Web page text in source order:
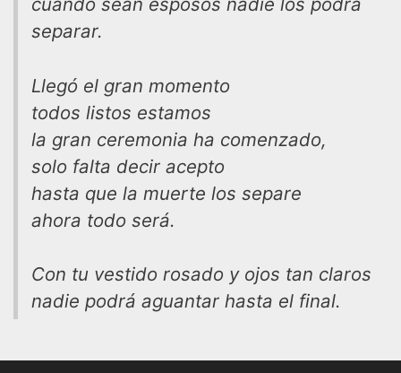
separar.
Llegó el gran momento
todos listos estamos
la gran ceremonia ha comenzado,
solo falta decir acepto
hasta que la muerte los separe
ahora todo será.
Con tu vestido rosado y ojos tan claros
nadie podrá aguantar hasta el final.